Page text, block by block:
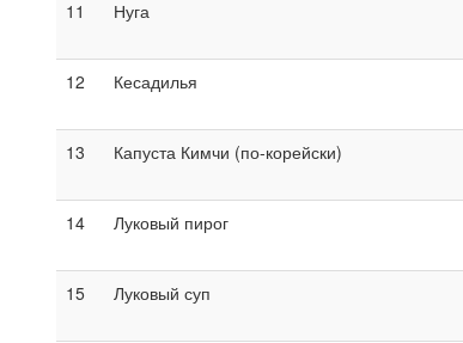
11 Нуга
12 Кесадилья
13 Капуста Кимчи (по-корейски)
14 Луковый пирог
15 Луковый суп